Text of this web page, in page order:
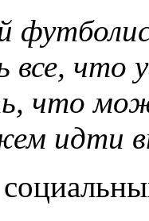
все,
что
идти